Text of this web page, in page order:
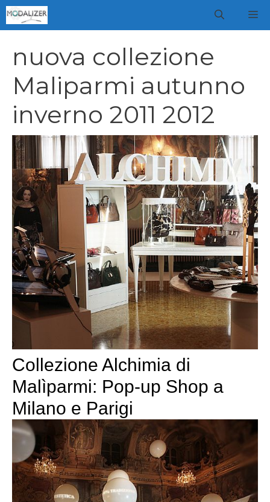
Vai
al
nuova collezione
Maliparmi autunno
inverno 2011 2012
Collezione Alchimia di
Malìparmi: Pop-up Shop a
Milano e Parigi